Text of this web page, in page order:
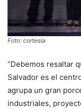
Foto: cortesía
“Debemos resaltar
Salvador es el
agrupa un gran
industriales,